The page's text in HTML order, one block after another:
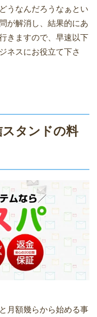
うなんだろうなぁとい
が解消し、結果的にあ
きますので、早速以下
ネスにお役立て下さ
タンドの料
月額幾らから始める事